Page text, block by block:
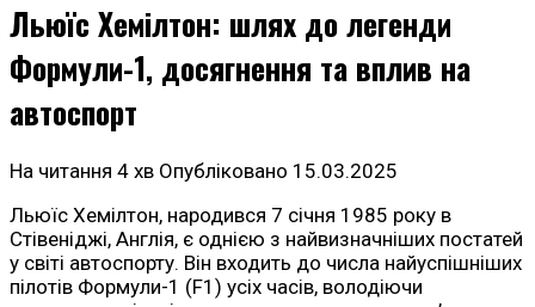
Льюїс Хемілтон: шлях до легенди
Формули-1, досягнення та вплив на
автоспорт
На читання 4 хв Опубліковано 15.03.2025
Льюїс Хемілтон, народився 7 січня 1985 року в
Стівеніджі, Англія, є однією з найвизначніших постатей
у світі автоспорту. Він входить до числа найуспішніших
пілотів Формули-1 (F1) усіх часів, володіючи